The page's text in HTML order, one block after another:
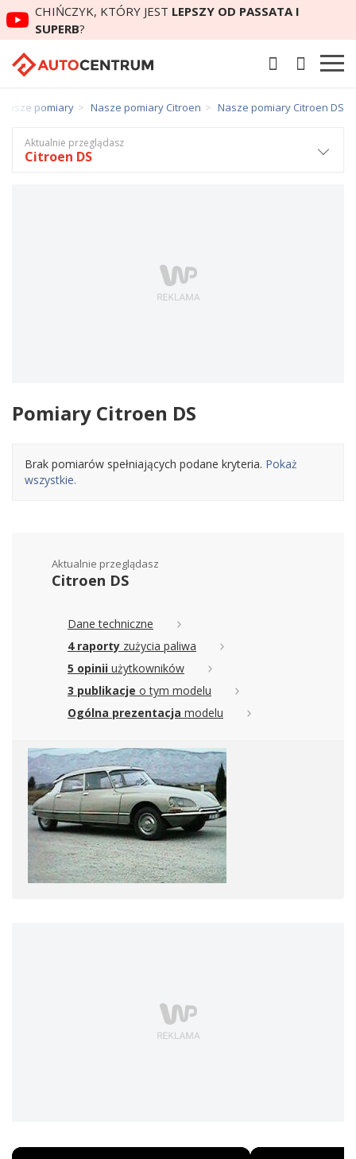
CHIŃCZYK, KTÓRY JEST LEPSZY OD PASSATA I
SUPERB?
Nasze pomiary Nasze pomiary Citroen Nasze pomiary Citroen DS
Pomiary Citroen DS
Brak pomiarów spełniających podane kryteria. Pokaż
wszystkie.
Aktualnie przeglądasz
Citroen DS
Aktualnie przeglądasz
Citroen DS
Dane techniczne
4 raporty zużycia paliwa
5 opinii użytkowników
3 publikacje o tym modelu
Ogólna prezentacja modelu